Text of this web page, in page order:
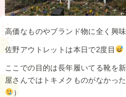
高価なものやブランド物に全く興
佐野アウトレットは本日で2度目
ここでの目的は長年履いてる靴を
屋さんではトキメクものがなかっ
）